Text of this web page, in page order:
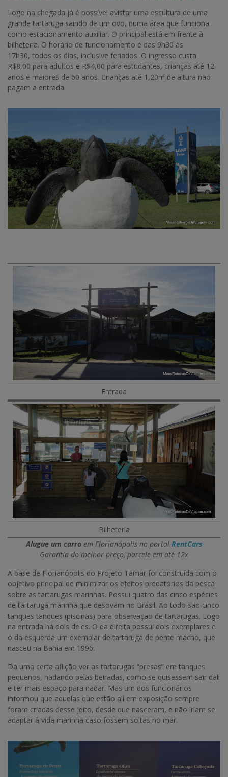
Logo na chegada já é possível avistar uma escultura de uma
grande tartaruga saindo de um ovo, numa área que funciona
como estacionamento auxiliar. O principal está em frente à
bilheteria. O horário de funcionamento é das 9h30 às
17h30, todos os dias, inclusive feriados. O ingresso custa
R$8,00 para adultos e R$4,00 para estudantes, crianças até 12
anos e maiores de 60 anos. Crianças até 1,20m de altura não
pagam a entrada.
Entrada
Bilheteria
Alugue um carroem Florianópolis no portal RentCars
Garantia do melhor preço, parcele em até 12x
A base de Florianópolis do Projeto Tamar foi construída com o
objetivo principal de minimizar os efeitos predatórios da pesca
sobre as tartarugas marinhas. Possui quatro das cinco espécies
de tartaruga marinha que desovam no Brasil. Ao todo são cinco
tanques tanques (piscinas) para observação de tartarugas. Logo
na entrada há dois deles. O da direita possui dois exemplares e
o da esquerda um exemplar de tartaruga de pente macho, que
nasceu na Bahia em 1996.
Dá uma certa aflição ver as tartarugas “presas” em tanques
pequenos, nadando pelas beiradas, como se quisessem sair dali
e ter mais espaço para nadar. Mas um dos funcionários
informou que aquelas que estão ali em exposição sempre
foram criadas desse jeito, desde que nasceram, e não iriam se
adaptar à vida marinha caso fossem soltas no mar.